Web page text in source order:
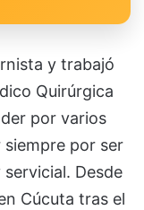
y trabajó
Quirúrgica
por varios
por ser
Desde
Cúcuta tras el